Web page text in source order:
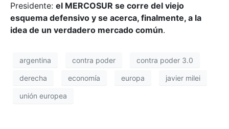
Presidente: el MERCOSUR se corre del viejo
esquema defensivo y se acerca, finalmente, a la
idea de un verdadero mercado común.
argentina contra poder contra poder 3.0
derecha economía europa javier milei
unión europea